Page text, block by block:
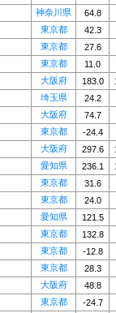
神奈川県
64.8
東京都
42.3
東京都
27.6
東京都
11.0
大阪府 183.0
埼玉県
24.2
大阪府
74.7
東京都
-24.4
大阪府 297.6
愛知県 236.1
東京都
31.6
東京都
24.0
愛知県
121.5
東京都
132.8
東京都
-12.8
東京都
28.3
大阪府
48.8
東京都
-24.7